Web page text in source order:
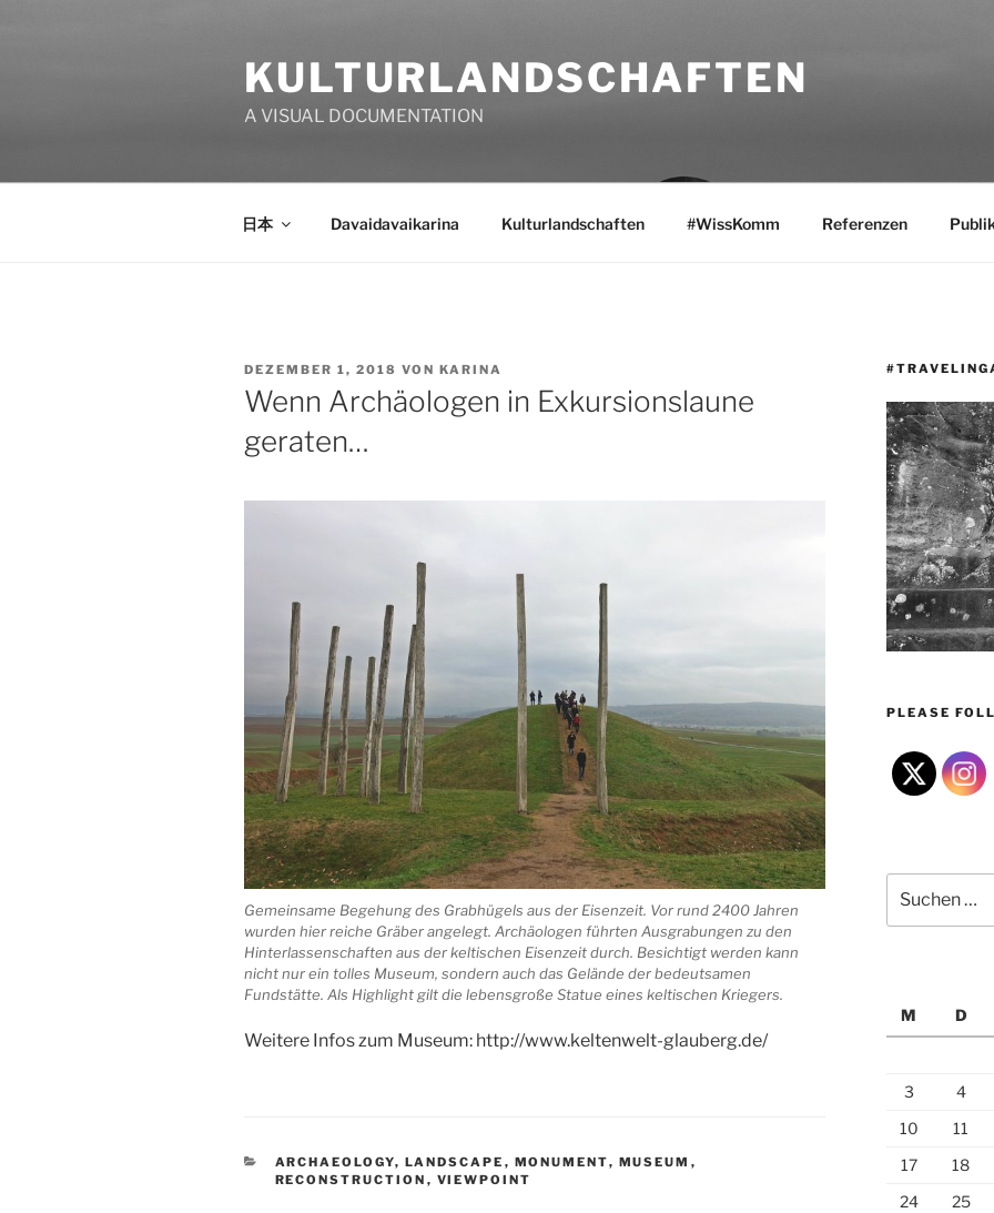
KULTURLANDSCHAFTEN
A VISUAL DOCUMENTATION
日本 Davaidavaikarina Kulturlandschaften #WissKomm Referenzen
VERÖFFENTLICHT
AM
DEZEMBER 1, 2018 VON KARINA
Wenn Archäologen in Exkursionslaune
geraten…
Gemeinsame Begehung des Grabhügels aus der Eisenzeit. Vor rund 2400 Jahren
wurden hier reiche Gräber angelegt. Archäologen führten Ausgrabungen zu den
Hinterlassenschaften aus der keltischen Eisenzeit durch. Besichtigt werden kann
nicht nur ein tolles Museum, sondern auch das Gelände der bedeutsamen
Fundstätte. Als Highlight gilt die lebensgroße Statue eines keltischen Kriegers.
Weitere Infos zum Museum: http://www.keltenwelt-glauberg.de/
KATEGORIEN
ARCHAEOLOGY, LANDSCAPE , MONUMENT, MUSEUM ,
RECONSTRUCTION , VIEWPOINT
PLEASE
nach:
M D
3
4
10
11
17
18
24
25